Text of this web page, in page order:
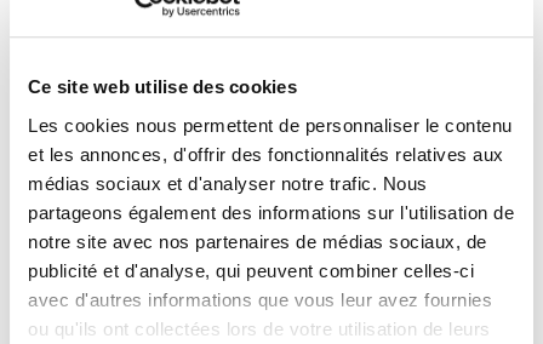
Ce site web utilise des cookies
Les cookies nous permettent de personnaliser le contenu
et les annonces, d'offrir des fonctionnalités relatives aux
médias sociaux et d'analyser notre trafic. Nous
partageons également des informations sur l'utilisation de
notre site avec nos partenaires de médias sociaux, de
publicité et d'analyse, qui peuvent combiner celles-ci
avec d'autres informations que vous leur avez fournies
ou qu'ils ont collectées lors de votre utilisation de leurs
Films étirables utilisés pour “filmer” les
palettes
Housses thermorétractables
Sacs de matières premières propres